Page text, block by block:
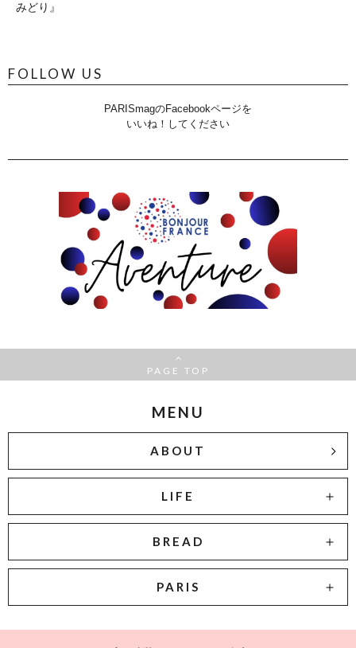
みどり』
FOLLOW US
PARISmagのFacebookページを
いいね！してください
PAGE TOP
MENU
ABOUT
LIFE
BREAD
PARIS